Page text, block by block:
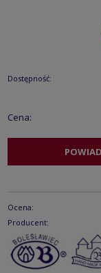
Dostępność:
Cena:
Ocena:
Producent: